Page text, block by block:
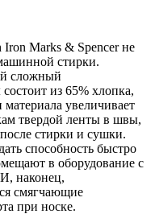
Marks & Spencer не
стирки.
сложный
из 65% хлопка,
материала увеличивает
твердой ленты в швы,
стирки и сушки.
способность быстро
в оборудование с
наконец,
смягчающие
при носке.